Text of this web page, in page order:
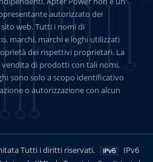
autorizzato dei
web. Tutti i nomi di
marchi, marchi e loghi utilizzati
dei rispettivi proprietari. La
vendita di prodotti con tali nomi,
sono solo a scopo identificativo
o autorizzazione con alcun
Tutti i diritti riservati.
IPv6